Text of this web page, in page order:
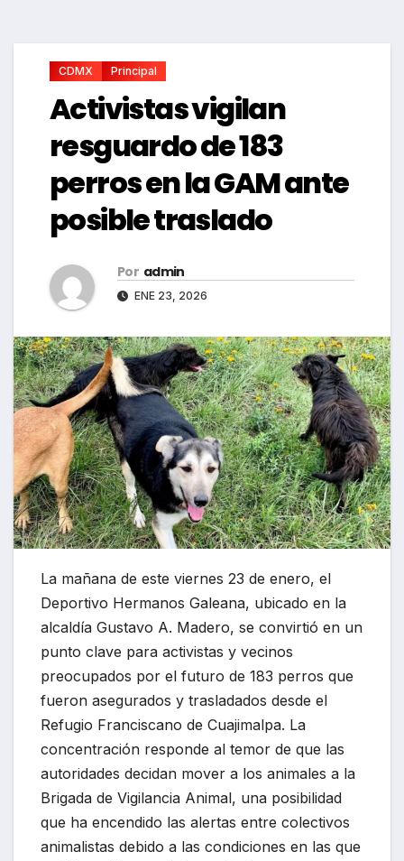
CDMX Principal
Activistas vigilan
resguardo de 183
perros en la GAM ante
posible traslado
Por admin
ENE 23, 2026
La mañana de este viernes 23 de enero, el
Deportivo Hermanos Galeana, ubicado en la
alcaldía Gustavo A. Madero, se convirtió en un
punto clave para activistas y vecinos
preocupados por el futuro de 183 perros que
fueron asegurados y trasladados desde el
Refugio Franciscano de Cuajimalpa. La
concentración responde al temor de que las
autoridades decidan mover a los animales a la
Brigada de Vigilancia Animal, una posibilidad
que ha encendido las alertas entre colectivos
animalistas debido a las condiciones en las que